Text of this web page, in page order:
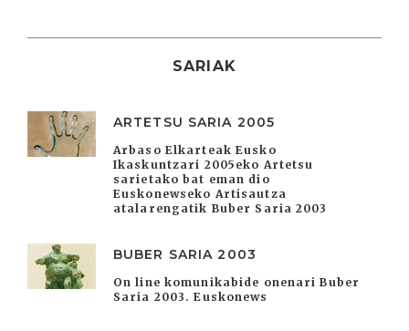
SARIAK
ARTETSU SARIA 2005
Arbaso Elkarteak Eusko
Ikaskuntzari 2005eko Artetsu
sarietako bat eman dio
Euskonewseko Artisautza
atalarengatik Buber Saria 2003
BUBER SARIA 2003
On line komunikabide onenari Buber
Saria 2003. Euskonews